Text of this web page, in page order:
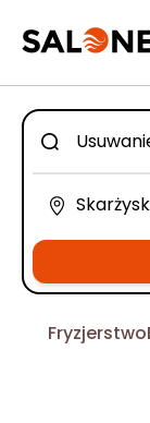
Fryzjerstwo